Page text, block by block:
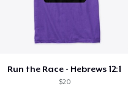
Run the Race - Hebrews 12:1
$20